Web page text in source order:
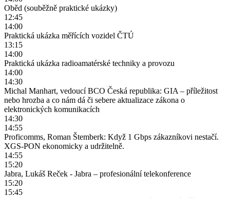
Oběd (souběžně praktické ukázky)
12:45
14:00
Praktická ukázka měřících vozidel ČTÚ
13:15
14:00
Praktická ukázka radioamatérské techniky a provozu
14:00
14:30
Michal Manhart, vedoucí BCO Česká republika: GIA – příležitost
nebo hrozba a co nám dá či sebere aktualizace zákona o
elektronických komunikacích
14:30
14:55
Proficomms, Roman Štemberk: Když 1 Gbps zákazníkovi nestačí.
XGS-PON ekonomicky a udržitelně.
14:55
15:20
Jabra, Lukáš Reček - Jabra – profesionální telekonference
15:20
15:45